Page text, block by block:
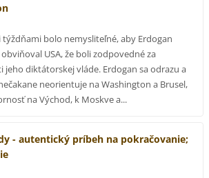
bolo nemysliteľné, aby Erdogan
USA, že boli zodpovedné za
jeho diktátorskej vláde. Erdogan sa odrazu a
neorientuje na Washington a Brusel,
na Východ, k Moskve a...
- autentický príbeh na pokračovanie;